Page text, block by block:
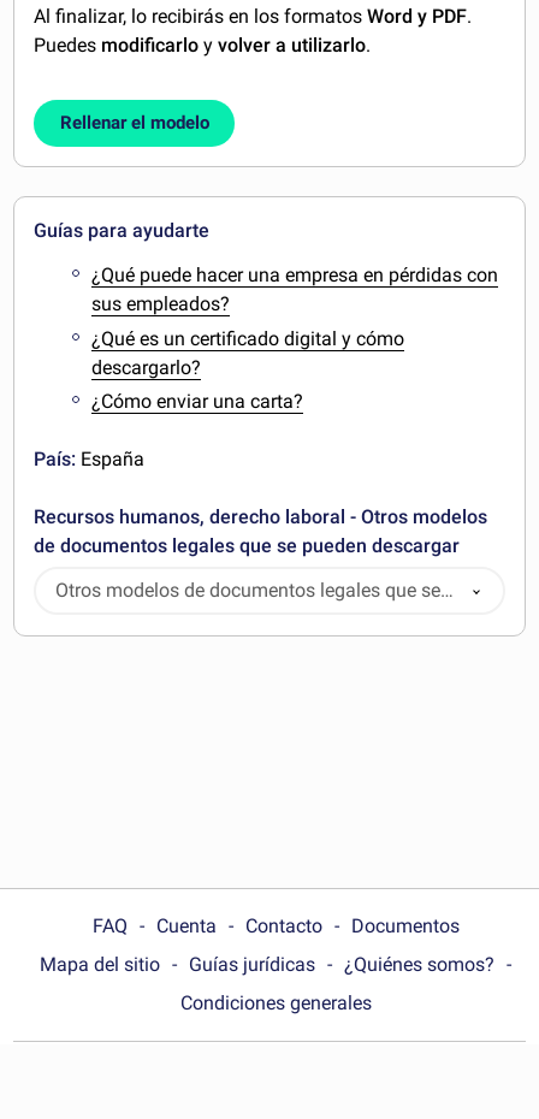
Al finalizar, lo recibirás en los formatosWord y PDF.
Puedes modificarlo yvolver a utilizarlo.
Rellenar el modelo
Guías para ayudarte
¿Qué puede hacer una empresa en pérdidas con
sus empleados?
¿Qué es un certificado digital y cómo
descargarlo?
¿Cómo enviar una carta?
País: España
Recursos humanos, derecho laboral - Otros modelos
de documentos legales que se pueden descargar
Otros modelos de documentos legales que se
pueden descargar
FAQ Cuenta Contacto
Documentos
Mapa del sitio
Guías jurídicas
¿Quiénes somos?
Condiciones generales